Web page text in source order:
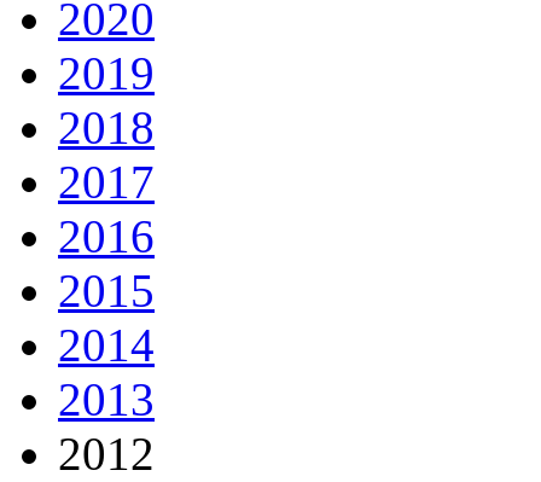
2020
2019
2018
2017
2016
2015
2014
2013
2012